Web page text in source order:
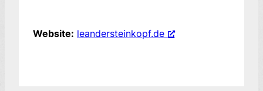
Website: leandersteinkopf.de